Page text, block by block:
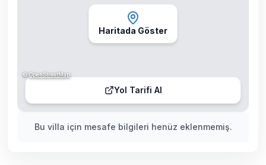
Bu villa için mesafe bilgileri henüz eklenmemiş.
Haritada Göster
Yol Tarifi Al
©OpenStreetMap